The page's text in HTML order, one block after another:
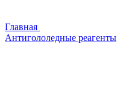
Главная
Антигололедные реагенты